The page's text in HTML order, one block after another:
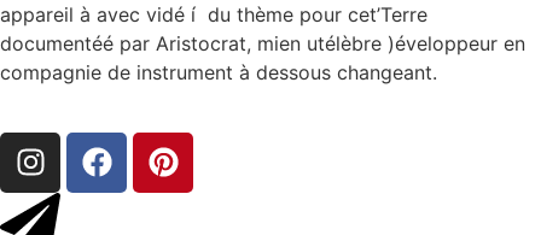
appareil à avec vidé í du thème pour cet’Terre
documentéé par Aristocrat, mien utélèbre )éveloppeur en
compagnie de instrument à dessous changeant.